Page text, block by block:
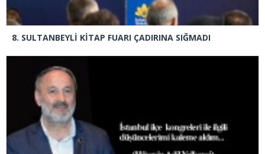
8. SULTANBEYLİ KİTAP FUARI ÇADIRINA SIĞMADI